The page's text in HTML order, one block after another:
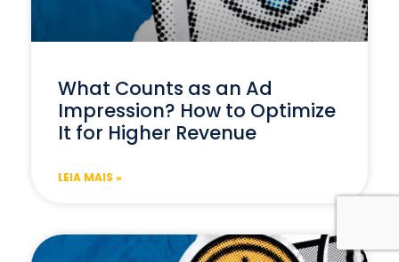
What Counts as an Ad
Impression? How to Optimize
It for Higher Revenue
LEIA MAIS »